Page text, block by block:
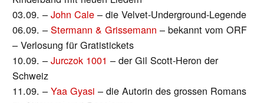
03.09. –John Cale – die Velvet-Underground-Legende
06.09. –Stermann & Grissemann – bekannt vom ORF
– Verlosung für Gratistickets
10.09. –Jurczok 1001 – der Gil Scott-Heron der
Schweiz
11.09. –Yaa Gyasi – die Autorin des grossen Romans